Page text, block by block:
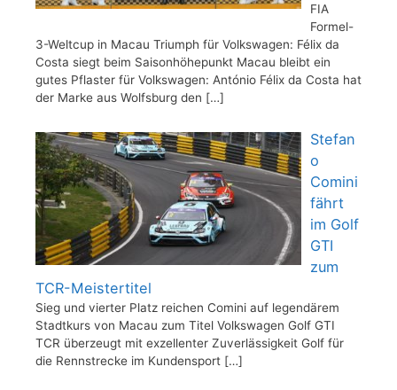
FIA
Formel-
3-Weltcup in Macau Triumph für Volkswagen: Félix da
Costa siegt beim Saisonhöhepunkt Macau bleibt ein
gutes Pflaster für Volkswagen: António Félix da Costa hat
der Marke aus Wolfsburg den […]
Stefan
o
Comini
fährt
im Golf
GTI
zum
TCR-Meistertitel
Sieg und vierter Platz reichen Comini auf legendärem
Stadtkurs von Macau zum Titel Volkswagen Golf GTI
TCR überzeugt mit exzellenter Zuverlässigkeit Golf für
die Rennstrecke im Kundensport […]